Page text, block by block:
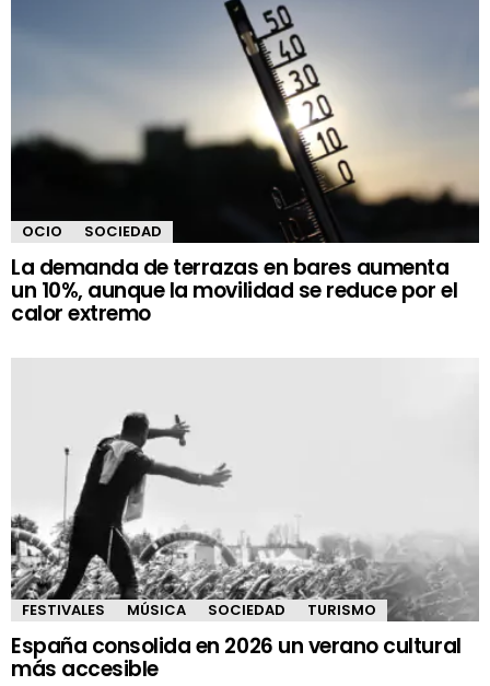
OCIO SOCIEDAD
La demanda de terrazas en bares aumenta
un 10%, aunque la movilidad se reduce por el
calor extremo
FESTIVALES MÚSICA SOCIEDAD TURISMO
España consolida en 2026 un verano cultural
más accesible